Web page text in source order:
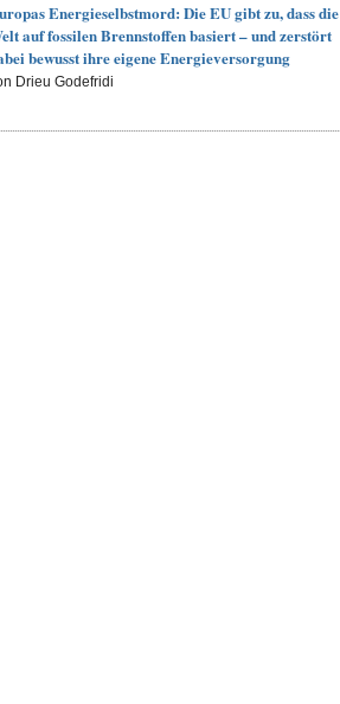
Energieselbstmord: Die EU gibt zu, dass die
auf fossilen Brennstoffen basiert – und zerstört
bewusst ihre eigene Energieversorgung
Drieu Godefridi